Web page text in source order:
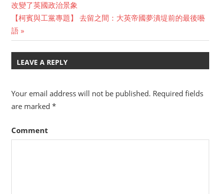
Post
navigation
Post:
改變了英國政治景象
Next
Post:
【柯賓與工黨專題】 去留之間：大英帝國夢潰堤前的最後囈
語
LEAVE A REPLY
Your email address will not be published. Required fields
are marked *
Comment